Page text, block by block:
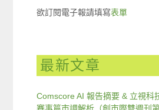
欲訂閱電子報請填寫表單
最新文章
Comscore AI 報告摘要 & 立視科